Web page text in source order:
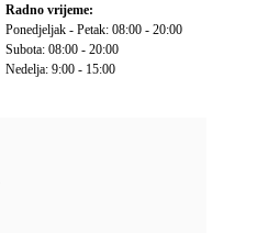
Radno vrijeme:
Ponedjeljak - Petak: 08:00 - 20:00
Subota: 08:00 - 20:00
Nedelja: 9:00 - 15:00